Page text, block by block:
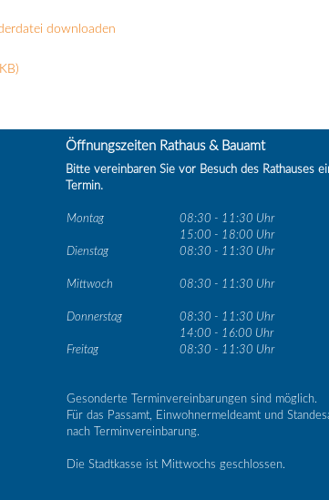
downloaden
Öffnungszeiten Rathaus & Bauamt
Bitte vereinbaren Sie vor Besuch des Rathauses
Termin.
Montag
08:30 - 11:30 Uhr
15:00 - 18:00 Uhr
Dienstag
08:30 - 11:30 Uhr
Mittwoch 08:30 - 11:30 Uhr
Donnerstag
08:30 - 11:30 Uhr
14:00 - 16:00 Uhr
Freitag
08:30 - 11:30 Uhr
Gesonderte Terminvereinbarungen sind möglich.
Für das Passamt, Einwohnermeldeamt und
nach Terminvereinbarung.
Die Stadtkasse ist Mittwochs geschlossen.